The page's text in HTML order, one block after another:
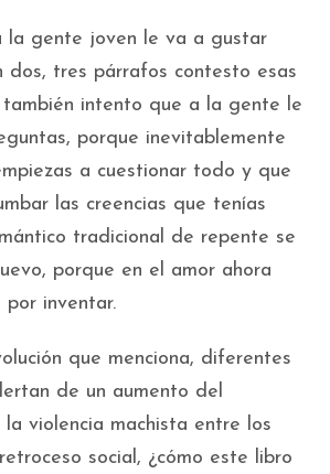
la gente joven le va a gustar
dos, tres párrafos contesto esas
intento que a la gente le
porque inevitablemente
a cuestionar todo y que
las creencias que tenías
tradicional de repente se
porque en el amor ahora
inventar.
que menciona, diferentes
de un aumento del
la violencia machista entre los
social, ¿cómo este libro